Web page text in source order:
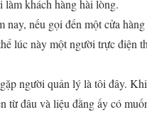
làm khách hàng hài lòng.
nếu gọi đến một cửa
lúc này một người trực điện
người quản lý là tôi đây.
từ đâu và liệu đằng ấy có